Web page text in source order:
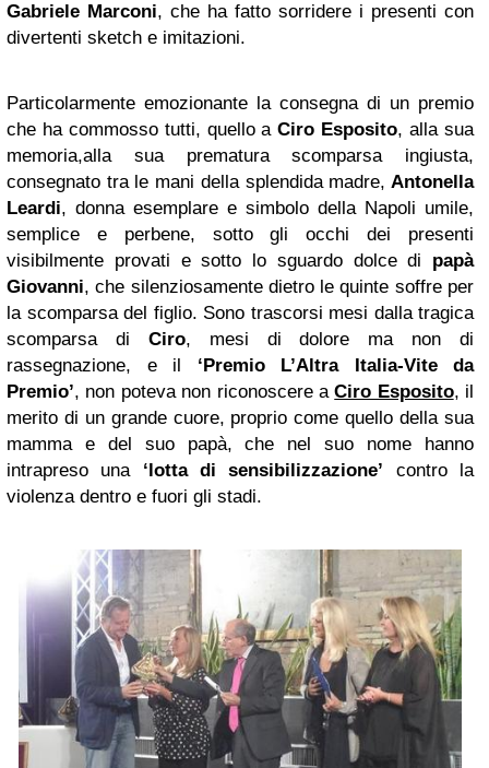
Gabriele Marconi, che ha fatto sorridere i presenti con
divertenti sketch e imitazioni.
Particolarmente emozionante la consegna di un premio
che ha commosso tutti, quello aCiro Esposito, alla sua
memoria,alla sua prematura scomparsa ingiusta,
consegnato tra le mani della splendida madre, Antonella
Leardi, donna esemplare e simbolo della Napoli umile,
semplice e perbene, sotto gli occhi dei presenti
visibilmente provati e sotto lo sguardo dolce di papà
Giovanni, che silenziosamente dietro le quinte soffre per
la scomparsa del figlio. Sono trascorsi mesi dalla tragica
scomparsa di Ciro, mesi di dolore ma non di
rassegnazione, e il ‘Premio L’Altra Italia-Vite da
Premio’, non poteva non riconoscere aCiro Esposito, il
merito di un grande cuore, proprio come quello della sua
mamma e del suo papà, che nel suo nome hanno
intrapreso una‘lotta di sensibilizzazione’ contro la
violenza dentro e fuori gli stadi.